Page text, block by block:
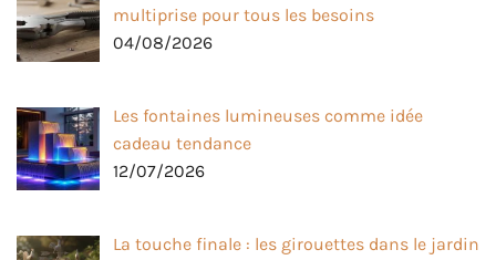
multiprise pour tous les besoins
04/08/2026
Les fontaines lumineuses comme idée
cadeau tendance
12/07/2026
La touche finale : les girouettes dans le jardin